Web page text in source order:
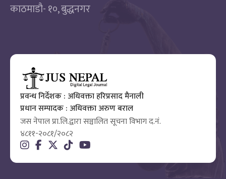
काठमाडाै‌- १०, बुद्धनगर
प्रवन्ध निर्देशक : अधिवक्ता हरिप्रसाद मैनाली
प्रधान सम्पादक : अधिवक्ता अरुण बराल
जस नेपाल प्रा.लि.द्वारा सञ्चालित सूचना विभाग द.नं.
४८११-२०८१/२०८२